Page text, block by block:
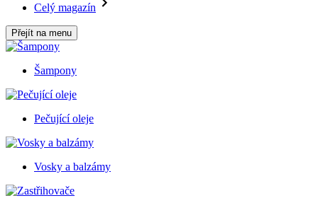
Celý magazín
Přejít na menu
Šampony
Pečující oleje
Vosky a balzámy